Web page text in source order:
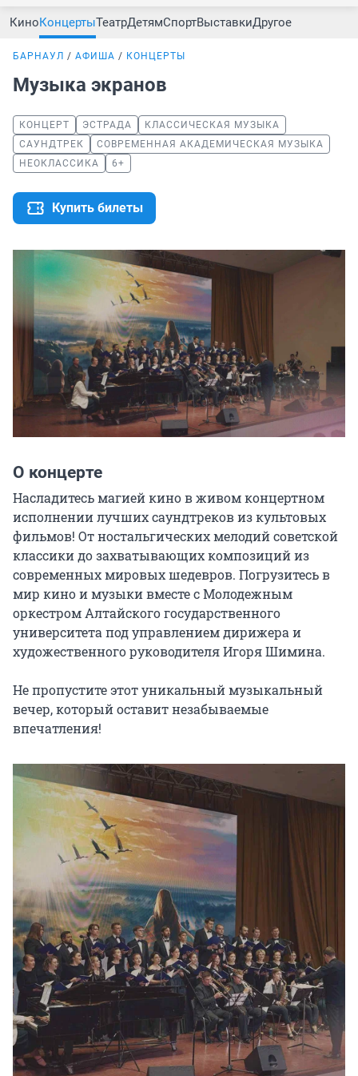
КиноКонцертыТеатрДетямСпортВыставкиДругое
БАРНАУЛ АФИША КОНЦЕРТЫ
Музыка экранов
КОНЦЕРТ ЭСТРАДА
КЛАССИЧЕСКАЯ МУЗЫКА
САУНДТРЕК
СОВРЕМЕННАЯ АКАДЕМИЧЕСКАЯ МУЗЫКА
НЕОКЛАССИКА
6+
Купить билеты
О концерте
Насладитесь магией кино в живом концертном
исполнении лучших саундтреков из культовых
фильмов! От ностальгических мелодий советской
классики до захватывающих композиций из
современных мировых шедевров. Погрузитесь в
мир кино и музыки вместе с Молодежным
оркестром Алтайского государственного
университета под управлением дирижера и
художественного руководителя Игоря Шимина.
Не пропустите этот уникальный музыкальный
вечер, который оставит незабываемые
впечатления!